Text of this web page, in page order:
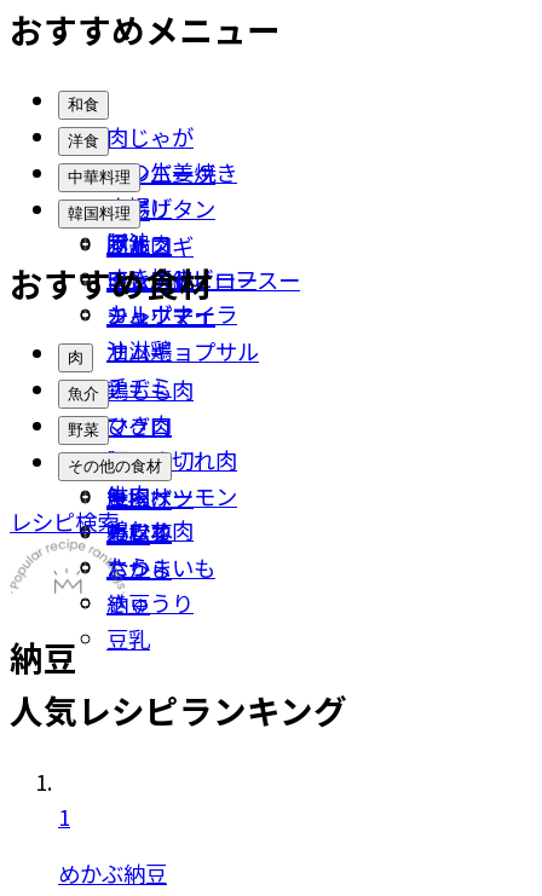
おすすめメニュー
和食
肉じゃが
豚の生姜焼き
唐揚げ
豚汁
すき焼き
洋食
ハンバーグ
ナポリタン
ポトフ
ローストビーフ
カルボナーラ
中華料理
餃子
回鍋肉
チンジャオロースー
シュウマイ
油淋鶏
韓国料理
プルコギ
キムチ鍋
チャプチェ
サムギョプサル
チヂミ
おすすめ食材
肉
鶏もも肉
ひき肉
豚こま切れ肉
牛肉
鶏むね肉
魚介
マグロ
イカ
鮭・サーモン
カツオ
たら
野菜
なす
キャベツ
小松菜
さつまいも
きゅうり
その他の食材
厚揚げ
豆腐
おから
納豆
豆乳
レシピ検索
納豆
人気レシピランキング
1
めかぶ納豆